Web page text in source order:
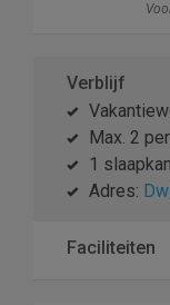
Verblijf
Max. 2
1
Adres:
Faciliteiten